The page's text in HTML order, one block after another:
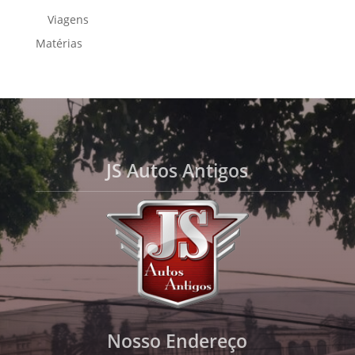
Viagens
Matérias
JS Autos Antigos
Nosso Endereço